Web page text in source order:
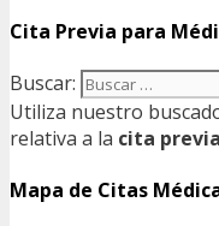
Cita Previa para
Buscar:
Utiliza nuestro
relativa a la cita
Mapa de Citas